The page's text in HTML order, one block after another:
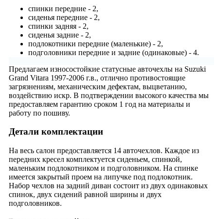
спинки передние - 2,
сиденья передние - 2,
спинки задняя - 2,
сиденья задние - 2,
подлокотники передние (маленькие) - 2,
подголовники передние и задние (одинаковые) - 4.
Предлагаем износостойкие статусные авточехлы на Suzuki
Grand Vitara 1997-2006 г.в., отлично противостоящие
загрязнениям, механическим дефектам, выцветанию,
воздействию искр. В подтверждении высокого качества мы
предоставляем гарантию сроком 1 год на материалы и
работу по пошиву.
Детали комплектации
На весь салон предоставляется 14 авточехлов. Каждое из
передних кресел комплектуется сиденьем, спинкой,
маленьким подлокотником и подголовником. На спинке
имеется закрытый проем на липучке под подлокотник.
Набор чехлов на задний диван состоит из двух одинаковых
спинок, двух сидений равной ширины и двух
подголовников.